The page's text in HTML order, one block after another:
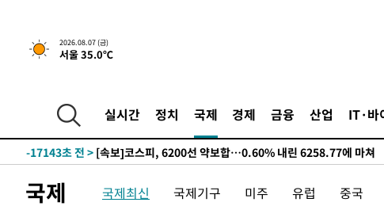
2026.08.07 (금)
서울 35.0℃
실시간 정치 국제 경제 금융 산업 IT·바
갈 수도
-23041초 전 >낮 최고 37도 찜통더위…곳곳 소나기·강원 많은 비[내일날씨]
-21347초 전 >SK하이닉스, 용인·청주 팹에 54조 투자…"AI 메모리 수요 선제
-17456초 전 >
외국인 심판 성 접대 7경기 들여다보니…한국 축구 '5승 2무'
-17190초 전 >
-17143초 전 > [속보]코스피, 6200선 약보합…0.60% 내린 6258.77에 마쳐
-17012초 전 >
[속보] 노원서 40.1도 관측…서울, 2018년 이후 첫 40도
국제 국제최신 국제기구 미주 유럽 중국